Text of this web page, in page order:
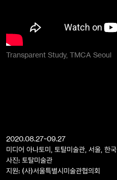
Transparent Study, TMCA Seoul
2020.08.27~09.27
미디어 아나토미, 토탈미술관, 서울, 한국
사진: 토탈미술관
지원: (사)서울특별시미술관협의회